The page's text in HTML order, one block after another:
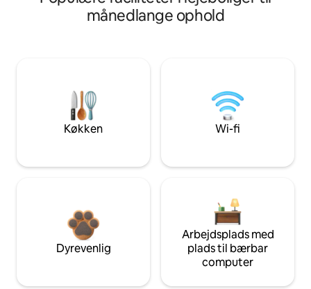
månedlange ophold
Køkken Wi-fi
Dyrevenlig
Arbejdsplads med
plads til bærbar
computer